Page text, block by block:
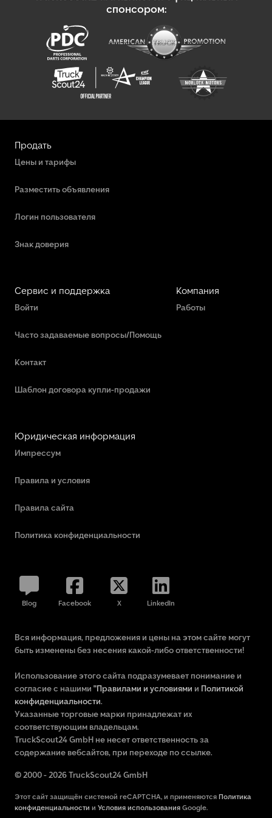
спонсором:
Продать
Цены и тарифы
Разместить объявления
Логин пользователя
Знак доверия
Сервис и поддержка
Войти
Часто задаваемые вопросы/Помощь
Контакт
Шаблон договора купли-продажи
Компания
Работы
Юридическая информация
Импрессум
Правила и условия
Правила сайта
Политика конфиденциальности
Blog Facebook X LinkedIn
Вся информация, предложения и цены на этом сайте могут
быть изменены без несения какой-либо ответственности!
Использование этого сайта подразумевает понимание и
согласие с нашими "Правилами и условиями и Политикой
конфиденциальности.
Указанные торговые марки принадлежат их
соответствующим владельцам.
TruckScout24 GmbH не несет ответственность за
содержание вебсайтов, при переходе по ссылке.
© 2000 - 2026 TruckScout24 GmbH
Этот сайт защищён системой reCAPTCHA, и применяются Политика
конфиденциальности и Условия использования Google.